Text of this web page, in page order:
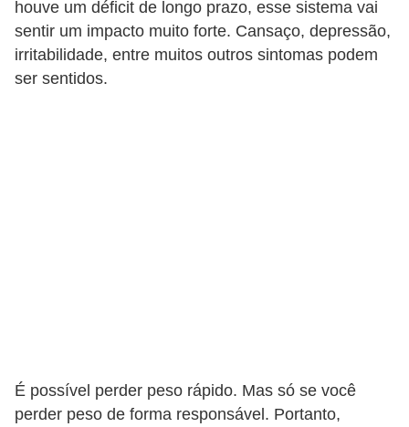
houve um déficit de longo prazo, esse sistema vai
sentir um impacto muito forte. Cansaço, depressão,
irritabilidade, entre muitos outros sintomas podem
ser sentidos.
É possível perder peso rápido. Mas só se você
perder peso de forma responsável. Portanto,